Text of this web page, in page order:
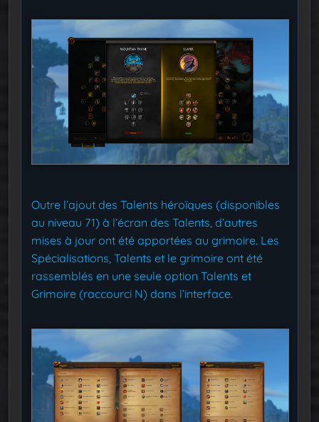
Outre l’ajout des Talents héroïques (disponibles
au niveau 71) à l’écran des Talents, d’autres
mises à jour ont été apportées au grimoire. Les
Spécialisations, Talents et le grimoire ont été
rassemblés en une seule option Talents et
Grimoire (raccourci N) dans l’interface.